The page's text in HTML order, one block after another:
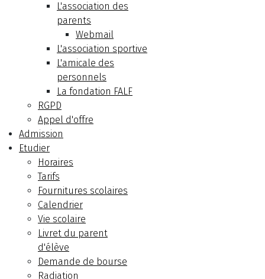
L'association des
parents
Webmail
L'association sportive
L'amicale des
personnels
La fondation FALF
RGPD
Appel d'offre
Admission
Etudier
Horaires
Tarifs
Fournitures scolaires
Calendrier
Vie scolaire
Livret du parent
d'élève
Demande de bourse
Radiation